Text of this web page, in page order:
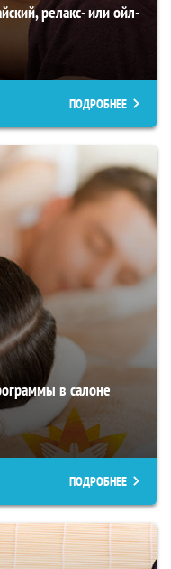
релакс- или ойл-
ПОДРОБНЕЕ
в салоне
ПОДРОБНЕЕ